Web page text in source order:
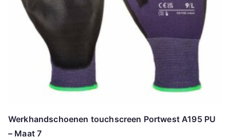
Werkhandschoenen touchscreen Portwest A195 PU
– Maat 7